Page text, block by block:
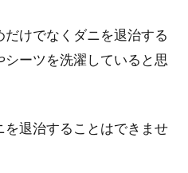
、畳の敷かれた和室でお布団で寝た
。しかし、和室の押し入れは貴重な
けでなくダニを退治する
ーツを洗濯していると思
を退治することはできませ